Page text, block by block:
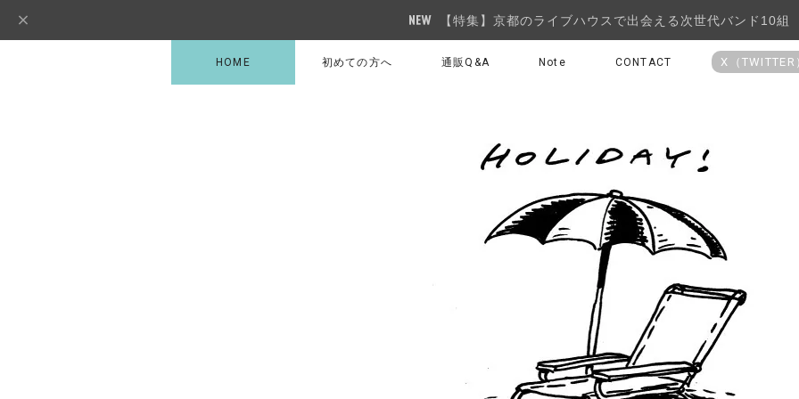
【特集】京都のライブハウスで出会える次世代バンド10組
HOME 初めての方へ 通販Q&A Note CONTACT X（TWITTER